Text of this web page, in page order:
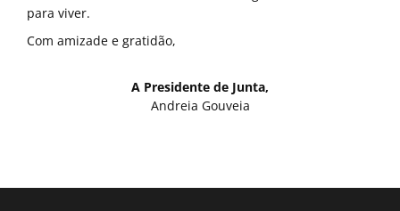
para viver.
Com amizade e gratidão,
A Presidente de Junta,
Andreia Gouveia